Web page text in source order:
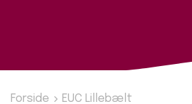
Forside EUC Lillebælt